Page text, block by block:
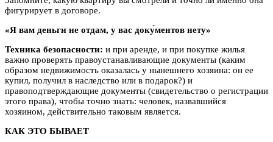
фигурирует в договоре.
«Я вам деньги не отдам, у вас доку́ментов нету»
Техника безопасности: и при аренде, и при покупке жилья
важно проверять правоустанавливающие документы (каким
образом недвижимость оказалась у нынешнего хозяина: он ее
купил, получил в наследство или в подарок?) и
правоподтверждающие документы (свидетельство о регистрации
этого права), чтобы точно знать: человек, назвавшийся
хозяином, действительно таковым является.
КАК ЭТО БЫВАЕТ